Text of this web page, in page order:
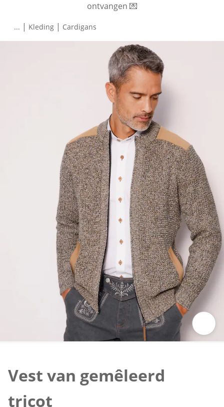
ontvangen 💌
... | Kleding | Cardigans
Vest van gemêleerd
tricot